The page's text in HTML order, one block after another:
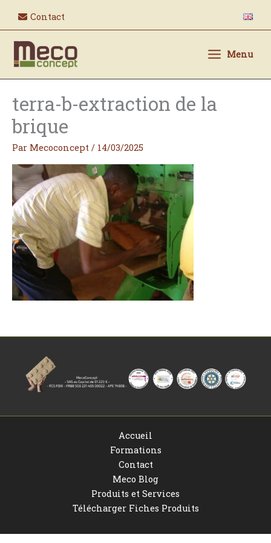
Contact
Menu
terra-b-extraction de la
brique
Par Mecoconcept / 14/03/2025
Accueil
Formations
Contact
Meco Blog
Produits et Services
Télécharger Fiches Produits